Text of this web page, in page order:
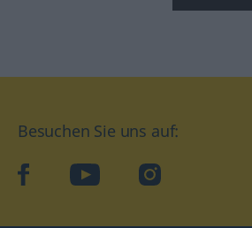
Besuchen Sie uns auf:
facebookYouTube Instagram